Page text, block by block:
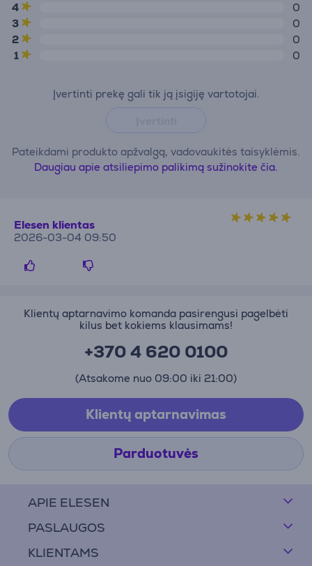
4
0
3
0
2
0
1
0
Įvertinti prekę gali tik ją įsigiję vartotojai.
Pateikdami produkto apžvalgą, vadovaukitės taisyklėmis.
Daugiau apie atsiliepimo palikimą sužinokite čia.
Elesen klientas
2026-03-04 09:50
APIE ELESEN
PASLAUGOS
KLIENTAMS
Klientų aptarnavimo komanda pasirengusi pagelbėti
kilus bet kokiems klausimams!
+370 4 620 0100
(Atsakome nuo 09:00 iki 21:00)
Klientų aptarnavimas
Parduotuvės